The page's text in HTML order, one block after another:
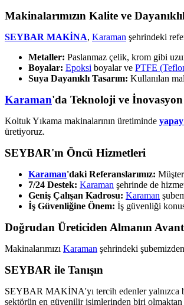
Makinalarımızın Kalite ve
SEYBAR MAKİNA, Karaman şehrindeki
Metaller: Paslanmaz çelik, krom gibi
Boyalar: Epoksi boyalar ve PTFE
Suya Dayanıklı Tasarım: Kullanılan
Karaman'da Teknoloji ve
Koltuk Yıkama makinalarının üretiminde
üretiyoruz.
SEYBAR'ın Öncü Hizmetleri
Karaman'daki Referanslarımız:
7/24 Destek: Karaman şehrinde de
Geniş Çalışan Kadrosu: Karaman
İş Güvenliğine Önem: İş güvenliği
Doğrudan Üreticiden Almanın
Makinalarımızı Karaman şehrindeki
SEYBAR ile Tanışın
SEYBAR MAKİNA'yı tercih edenler yalnızca
sektörün en güvenilir isimlerinden biri